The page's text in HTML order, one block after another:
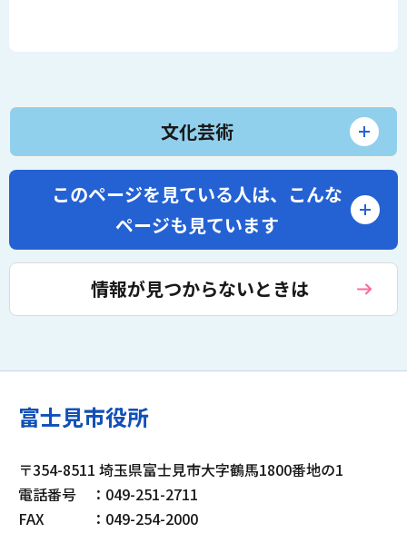
文化芸術
このページを見ている人は、 こんな
ページも見ています
情報が見つからないときは
富士見市役所
〒354-8511 埼玉県富士見市大字鶴馬1800番地の1
電話番号
：049-251-2711
FAX
：049-254-2000